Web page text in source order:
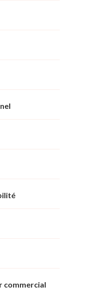
commercial